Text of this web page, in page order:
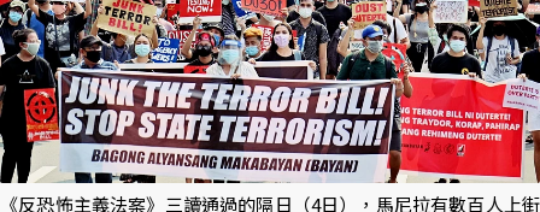
《反恐怖主義法案》三讀通過的隔日（4日），馬尼拉有數百人上街